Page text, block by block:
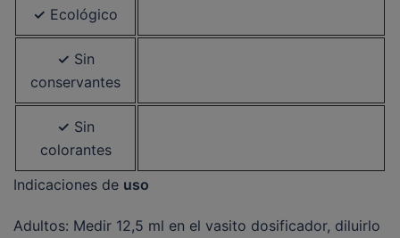
✓ Ecológico
✓ Sin
conservantes
✓ Sin
colorantes
Indicaciones de uso
Adultos: Medir 12,5 ml en el vasito dosificador, diluirlo